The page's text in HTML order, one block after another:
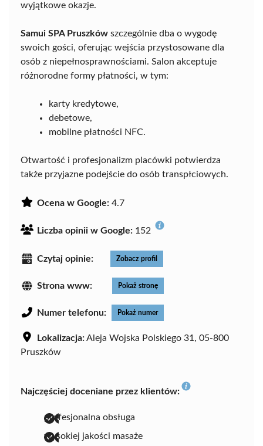
wyjątkowe okazje.
Samui SPA Pruszków szczególnie dba o wygodę
swoich gości, oferując wejścia przystosowane dla
osób z niepełnosprawnościami. Salon akceptuje
różnorodne formy płatności, w tym:
karty kredytowe,
debetowe,
mobilne płatności NFC.
Otwartość i profesjonalizm placówki potwierdza
także przyjazne podejście do osób transpłciowych.
Ocena w Google: 4.7
Liczba opinii w Google: 152
Czytaj opinie: Zobacz profil
Strona www: Pokaż stronę
Numer telefonu: Pokaż numer
Lokalizacja:Aleja Wojska Polskiego 31, 05-800
Pruszków
Najczęściej doceniane przez klientów:
profesjonalna obsługa
wysokiej jakości masaże